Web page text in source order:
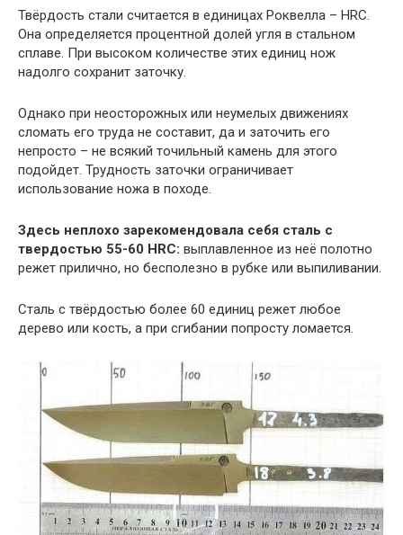
Твёрдость стали считается в единицах Роквелла – HRC.
Она определяется процентной долей угля в стальном
сплаве. При высоком количестве этих единиц нож
надолго сохранит заточку.
Однако при неосторожных или неумелых движениях
сломать его труда не составит, да и заточить его
непросто – не всякий точильный камень для этого
подойдет. Трудность заточки ограничивает
использование ножа в походе.
Здесь неплохо зарекомендовала себя сталь с
твердостью 55-60 HRC: выплавленное из неё полотно
режет прилично, но бесполезно в рубке или выпиливании.
Сталь с твёрдостью более 60 единиц режет любое
дерево или кость, а при сгибании попросту ломается.